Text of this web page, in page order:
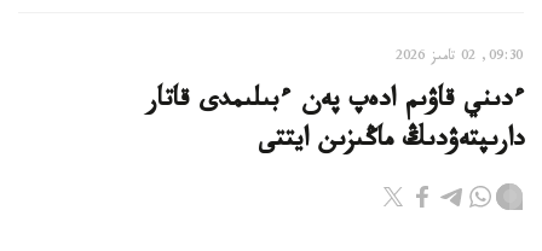
09:30, 02 تامىز 2026
ءدىني قاۋىم ادەپ پەن ءبىلىمدى قاتار
دارىپتەۋدىڭ ماڭىزىن ايتتى